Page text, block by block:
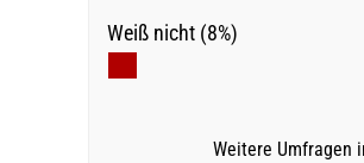
Weiß nicht (8%)
Weitere Umfragen